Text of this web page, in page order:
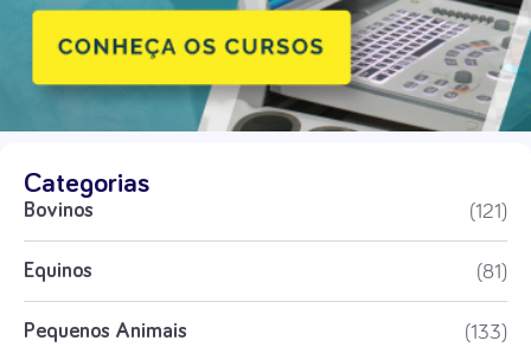
Categorias
Bovinos (121)
Equinos (81)
Pequenos Animais (133)